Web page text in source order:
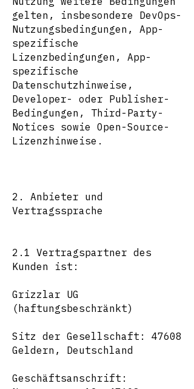
gelten, insbesondere DevOps-
Nutzungsbedingungen, App-
spezifische
Lizenzbedingungen, App-
spezifische
Datenschutzhinweise,
Developer- oder Publisher-
Bedingungen, Third-Party-
Notices sowie Open-Source-
Lizenzhinweise.
2. Anbieter und
Vertragssprache
2.1 Vertragspartner des
Kunden ist:
Grizzlar UG
(haftungsbeschränkt)
Sitz der Gesellschaft: 47608
Geldern, Deutschland
Geschäftsanschrift: